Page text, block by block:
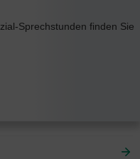
Sprechstunden finden Sie